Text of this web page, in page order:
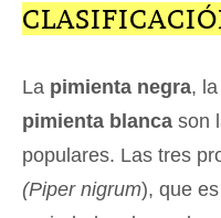
La pimienta negra, la
pimienta blanca son
populares. Las tres
(Piper nigrum), que